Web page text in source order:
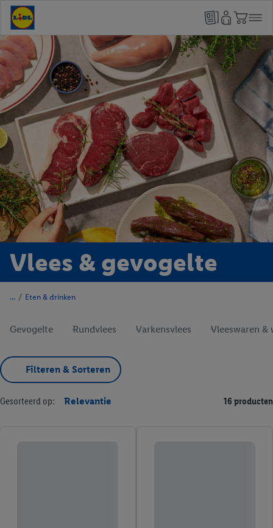
Vlees & gevogelte
/ Eten & drinken
Gevogelte Rundvlees Varkensvlees Vleeswaren &
Filteren & Sorteren
Gesorteerd op: Relevantie 16 producten